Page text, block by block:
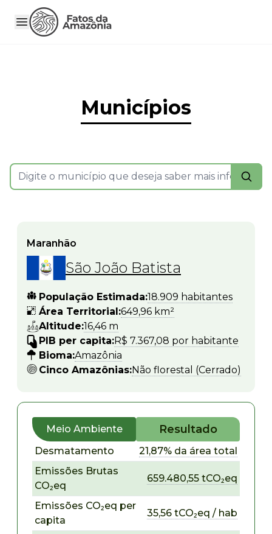
Municípios
Maranhão
São João Batista
População Estimada:18.909 habitantes
Área Territorial:649,96 km²
Altitude:16,46 m
PIB per capita:R$ 7.367,08 por habitante
Bioma:Amazônia
Cinco Amazônias:Não florestal (Cerrado)
Meio Ambiente Resultado
Desmatamento
21,87% da área total
Emissões Brutas
CO₂eq
659.480,55 tCO₂eq
Emissões CO₂eq per
capita
35,56 tCO₂eq / hab